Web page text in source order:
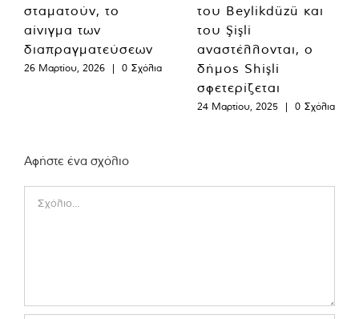
σταματούν, το
αίνιγμα των
διαπραγματεύσεων
26 Μαρτίου, 2026 | 0 Σχόλια
του Beylikdüzü και
του Şişli
αναστέλλονται, ο
δήμος Shişli
σφετερίζεται
24 Μαρτίου, 2025 | 0 Σχόλια
Αφήστε ένα σχόλιο